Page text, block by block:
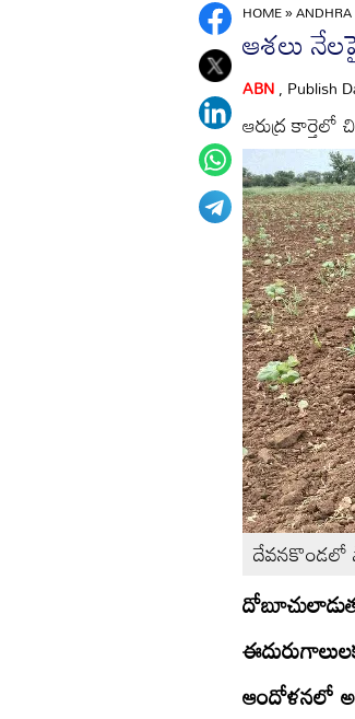
HOME»ANDHRA
ఆశలు
ABN, Publish
ఆరుద్ర కార్తెలో
దేవనకొండలో
ఆందోళనలో